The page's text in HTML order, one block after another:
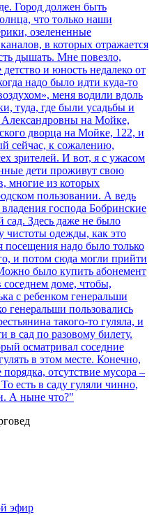
Город должен быть
что только наши
озелененные
в которых отражается
дышать. Мне повезло,
и юность недалеко от
надо было идти куда-то
меня водили вдоль
туда, где были усадьбы и
на Мойке,
дворца на Мойке, 122, и
сейчас, к сожалению,
зрителей. И вот, я с ужасом
дети проживут свою
многие из которых
пользовании. А ведь
господа Бобринские
сад. Здесь даже не было
чистоты одежды, как это
посещения надо было только
и потом сюда могли прийти
было купить абонемент
доме, чтобы,
с ребенком генеральши
генеральши пользовались
такого-то гуляла, и
сад по разовому билету.
осматривал соседние
в этом месте. Конечно,
отсутствие мусора –
есть в саду гуляли чинно,
А ныне что?"
эфир